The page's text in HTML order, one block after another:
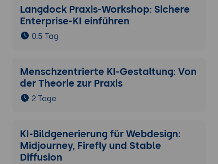
Langdock Praxis-Workshop: Sichere
Enterprise-KI einführen
0.5 Tag
Menschzentrierte KI-Gestaltung: Von
der Theorie zur Praxis
2 Tage
KI-Bildgenerierung für Webdesign:
Midjourney, Firefly und Stable
Diffusion